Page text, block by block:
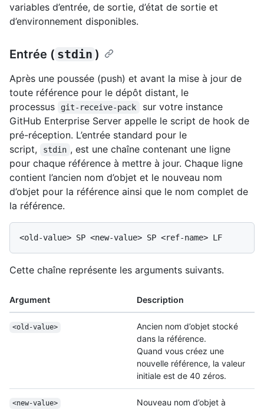
variables d’entrée, de sortie, d’état de sortie et
d’environnement disponibles.
Entrée ( stdin )
Après une poussée (push) et avant la mise à jour de
toute référence pour le dépôt distant, le
processus
git-receive-pack
sur votre instance
GitHub Enterprise Server appelle le script de hook de
pré-réception. L’entrée standard pour le
script,
stdin , est une chaîne contenant une ligne
pour chaque référence à mettre à jour. Chaque ligne
contient l’ancien nom d’objet et le nouveau nom
d’objet pour la référence ainsi que le nom complet de
la référence.
Cette chaîne représente les arguments suivants.
Argument Description
<old-value>
Ancien nom d’objet stocké
dans la référence.
Quand vous créez une
nouvelle référence, la valeur
initiale est de 40 zéros.
<new-value>
Nouveau nom d’objet à